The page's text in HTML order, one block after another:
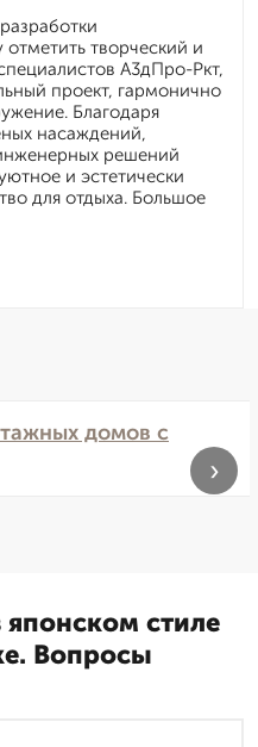
творческий и
А3дПро-Ркт,
проект, гармонично
Благодаря
насаждений,
решений
и эстетически
для отдыха. Большое
домов с
›
японском стиле
Вопросы